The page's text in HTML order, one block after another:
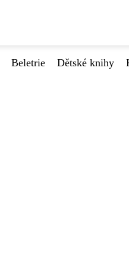
Beletrie Dětské knihy